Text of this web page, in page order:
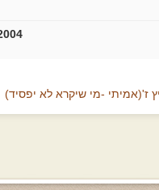
ז'(אמיתי -מי שיקרא לא יפסיד)